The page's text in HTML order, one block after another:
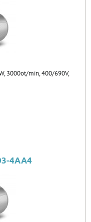
3000ot/min, 400/690V,
4AA4